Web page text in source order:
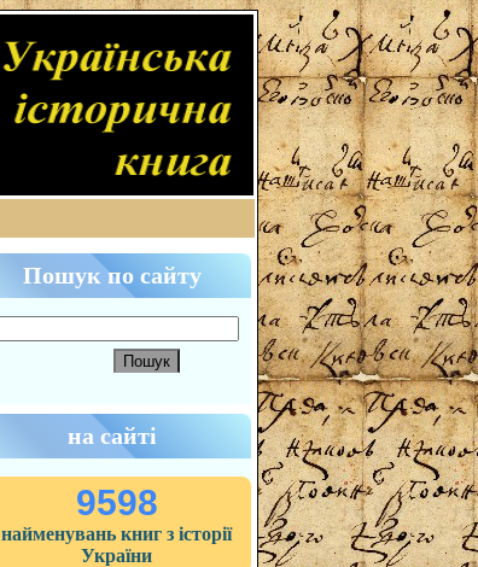
Пошук по сайту
на сайті
9598
найменувань книг з історії
України